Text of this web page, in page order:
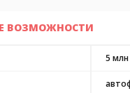
ВОЗМОЖНОСТИ
5